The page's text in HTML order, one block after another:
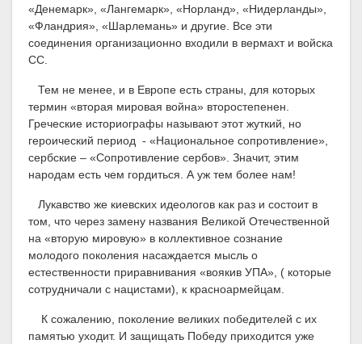
«Денемарк», «Лангемарк», «Норланд», «Нидерланды»,
«Фландрия», «Шарлемань» и другие. Все эти
соединения организационно входили в вермахт и войска
СС.
Тем не менее, и в Европе есть страны, для которых
термин «вторая мировая война» второстепенен.
Греческие историографы называют этот жуткий, но
героический период - «Национальное сопротивление»,
сербские – «Сопротивление сербов». Значит, этим
народам есть чем гордиться. А уж тем более нам!
Лукавство же киевских идеологов как раз и состоит в
том, что через замену названия Великой Отечественной
на «вторую мировую» в коллективное сознание
молодого поколения насаждается мысль о
естественности приравнивания «воякив УПА», ( которые
сотрудничали с нацистами), к красноармейцам.
К сожалению, поколение великих победителей с их
памятью уходит. И защищать Победу приходится уже